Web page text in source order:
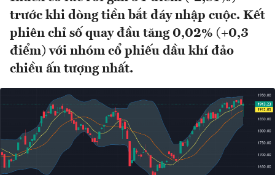
trước khi dòng tiền bắt đáy nhập cuộc. Kết
phiên chỉ số quay đầu tăng 0,02% (+0,3
điểm) với nhóm cổ phiếu dầu khí đảo
chiều ấn tượng nhất.